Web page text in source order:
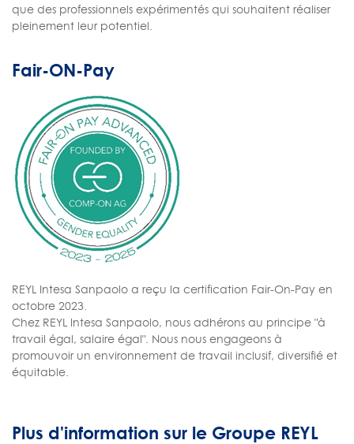
que des professionnels expérimentés qui souhaitent réaliser
pleinement leur potentiel.
Fair-ON-Pay
REYL Intesa Sanpaolo a reçu la certification Fair-On-Pay en
octobre 2023.
Chez REYL Intesa Sanpaolo, nous adhérons au principe "à
travail égal, salaire égal". Nous nous engageons à
promouvoir un environnement de travail inclusif, diversifié et
équitable.
Plus d'information sur le Groupe REYL